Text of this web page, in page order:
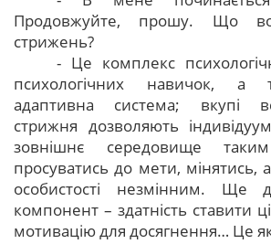
Продовжуйте, прошу. Що
стрижень?
- Це комплекс
психологічних навичок, а
адаптивна система; вкупі
стрижня дозволяють
зовнішнє середовище
просуватись до мети, мінятись,
особистості незмінним. Ще
компонент – здатність ставити
мотивацію для досягнення… Це